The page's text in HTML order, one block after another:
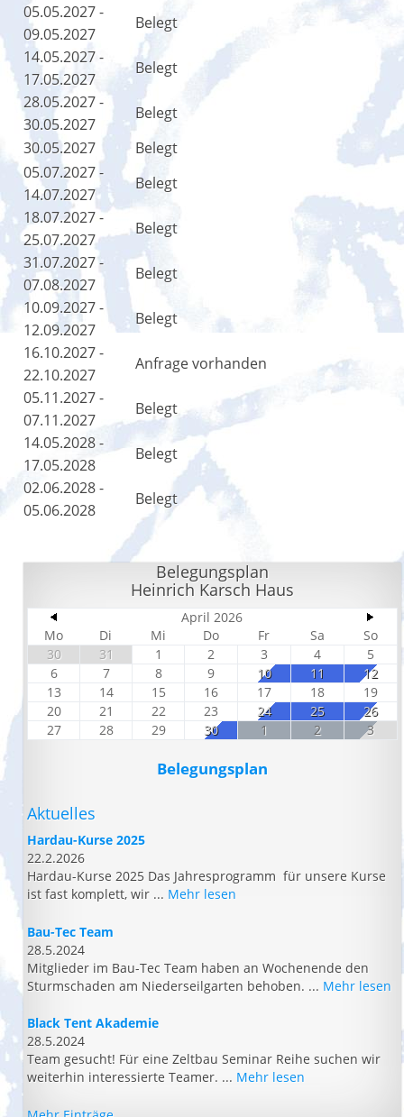
05.05.2027 -
09.05.2027
Belegt
14.05.2027 -
17.05.2027
Belegt
28.05.2027 -
30.05.2027
Belegt
30.05.2027
Belegt
05.07.2027 -
14.07.2027
Belegt
18.07.2027 -
25.07.2027
Belegt
31.07.2027 -
07.08.2027
Belegt
10.09.2027 -
12.09.2027
Belegt
16.10.2027 -
22.10.2027
Anfrage vorhanden
05.11.2027 -
07.11.2027
Belegt
14.05.2028 -
17.05.2028
Belegt
02.06.2028 -
05.06.2028
Belegt
Belegungsplan
Heinrich Karsch Haus
April 2026
Mo
Di Mi Do Fr Sa
So
30
31 1 2 3 4
5
6
7 8 9 10 11
12
13
14 15 16 17 18
19
20
21 22 23 24 25
26
27
28 29 30 1 2 3
Belegungsplan
Aktuelles
Hardau-Kurse 2025
22.2.2026
Hardau-Kurse 2025 Das Jahresprogramm für unsere Kurse
ist fast komplett, wir ... Mehr lesen
Bau-Tec Team
28.5.2024
Mitglieder im Bau-Tec Team haben an Wochenende den
Sturmschaden am Niederseilgarten behoben. ... Mehr lesen
Black Tent Akademie
28.5.2024
Team gesucht! Für eine Zeltbau Seminar Reihe suchen wir
weiterhin interessierte Teamer. ... Mehr lesen